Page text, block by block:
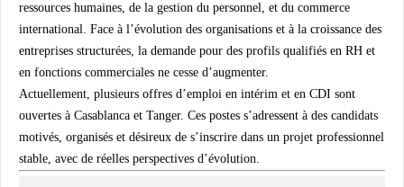
ressources humaines , de la gestion du personnel , et du commerce
international . Face à l’évolution des organisations et à la croissance des
entreprises structurées, la demande pour des profils qualifiés en RH et
en fonctions commerciales ne cesse d’augmenter.
Actuellement, plusieurs offres d’emploi en intérim et en CDI sont
ouvertes à Casablanca et Tanger. Ces postes s’adressent à des candidats
motivés, organisés et désireux de s’inscrire dans un projet professionnel
stable, avec de réelles perspectives d’évolution.